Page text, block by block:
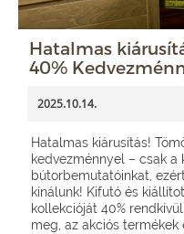
Hatalmas
40%
2025.10.14.
Hatalmas kiárusítás!
kedvezménnyel – csak
bútorbemutatóinkat,
kínálunk! Kifutó és
kollekcióját 40%
meg, az akciós